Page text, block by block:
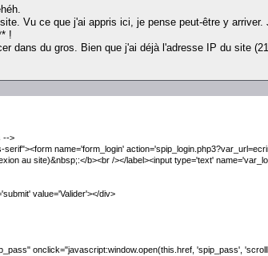
les challenges
Vu ce que j'ai appris ici, je pense peut-être y
!
dans du gros. Bien que j'ai déjà l'adresse IP du site
-->
name='form_login'
au site)&nbsp;:</b><br /></label><input type='text'
value='Valider'></div>
onclick="javascript:window.open(this.href, 'spip_pass',